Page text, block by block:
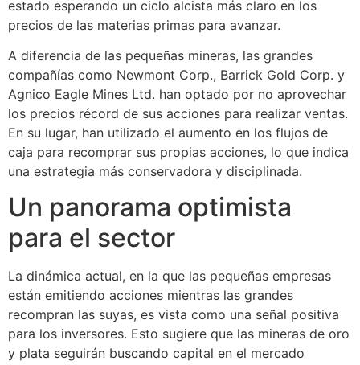
estado esperando un ciclo alcista más claro en los
precios de las materias primas para avanzar.
A diferencia de las pequeñas mineras, las grandes
compañías como Newmont Corp., Barrick Gold Corp. y
Agnico Eagle Mines Ltd. han optado por no aprovechar
los precios récord de sus acciones para realizar ventas.
En su lugar, han utilizado el aumento en los flujos de
caja para recomprar sus propias acciones, lo que indica
una estrategia más conservadora y disciplinada.
Un panorama optimista
para el sector
La dinámica actual, en la que las pequeñas empresas
están emitiendo acciones mientras las grandes
recompran las suyas, es vista como una señal positiva
para los inversores. Esto sugiere que las mineras de oro
y plata seguirán buscando capital en el mercado